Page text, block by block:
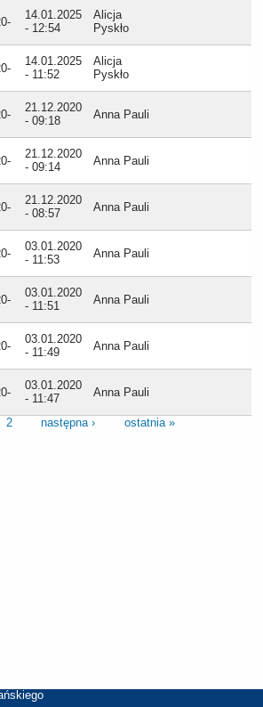
14.01.2025
- 12:54
Alicja
Pyskło
14.01.2025
- 11:52
Alicja
Pyskło
21.12.2020
- 09:18
Anna Pauli
21.12.2020
- 09:14
Anna Pauli
21.12.2020
- 08:57
Anna Pauli
03.01.2020
- 11:53
Anna Pauli
03.01.2020
- 11:51
Anna Pauli
03.01.2020
- 11:49
Anna Pauli
03.01.2020
- 11:47
Anna Pauli
2 następna › ostatnia »